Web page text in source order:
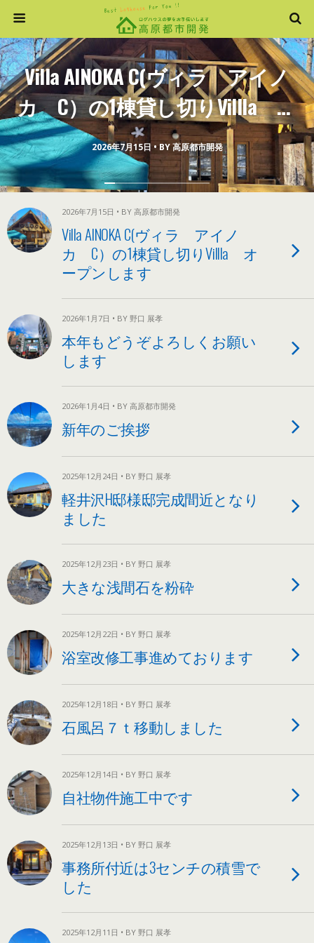
2026年7月15日 • BY 高原都市開発
Villa AINOKA C(ヴィラ アイノ
カ C）の1棟貸し切りVillla オ
ープンします
2026年7月15日 • BY 高原都市開発
Villa AINOKA C(ヴィラ アイノ
カ C）の1棟貸し切りVillla オ
ープンします
2026年1月7日 • BY 野口 展孝
本年もどうぞよろしくお願い
します
2026年1月4日 • BY 高原都市開発
新年のご挨拶
2025年12月24日 • BY 野口 展孝
軽井沢H邸様邸完成間近となり
ました
2025年12月23日 • BY 野口 展孝
大きな浅間石を粉砕
2025年12月22日 • BY 野口 展孝
浴室改修工事進めております
2025年12月18日 • BY 野口 展孝
石風呂７ｔ移動しました
2025年12月14日 • BY 野口 展孝
自社物件施工中です
2025年12月13日 • BY 野口 展孝
事務所付近は3センチの積雪で
した
2025年12月11日 • BY 野口 展孝